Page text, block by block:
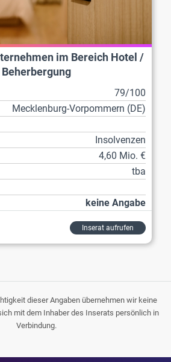
im Bereich Hotel /
Beherbergung
79/100
Mecklenburg-Vorpommern (DE)
Insolvenzen
4,60 Mio. €
tba
keine Angabe
Inserat aufrufen
dieser Angaben übernehmen wir keine
mit dem Inhaber des Inserats persönlich in
Verbindung.